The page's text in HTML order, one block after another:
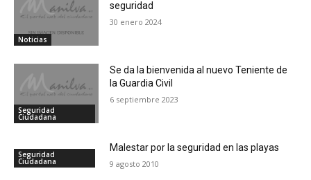
Noticias
seguridad
30 enero 2024
Seguridad
Ciudadana
Se da la bienvenida al nuevo Teniente de
la Guardia Civil
6 septiembre 2023
Seguridad
Ciudadana
Malestar por la seguridad en las playas
9 agosto 2010